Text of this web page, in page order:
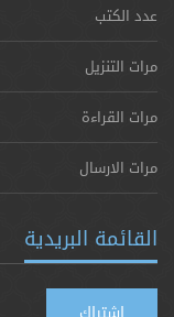
عدد الكتب
مرات التنزيل
مرات القراءة
مرات الارسال
القائمة البريدية